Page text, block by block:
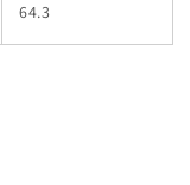
64.3